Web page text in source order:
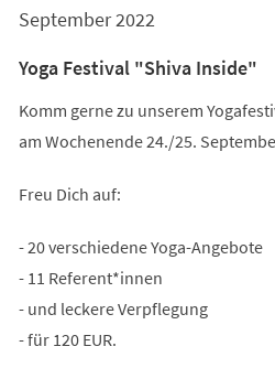
September 2022
Yoga Festival "Shiva Inside"
Komm gerne zu unserem
am Wochenende 24./25.
Freu Dich auf:
- 20 verschiedene Yoga-Angebote
- 11 Referent*innen
- und leckere Verpflegung
- für 120 EUR.